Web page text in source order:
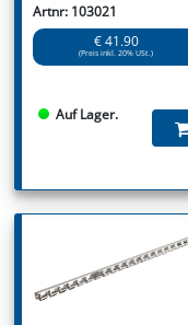
Artnr: 103021
€ 41.90
(Preis inkl. 20% USt.)
Auf Lager.